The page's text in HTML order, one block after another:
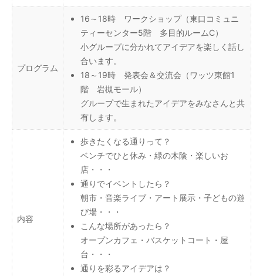
プログラム
16～18時 ワークショップ（東口コミュニ
ティーセンター5階 多目的ルームC）
小グループに分かれてアイデアを楽しく話し
合います。
18～19時 発表会＆交流会（ワッツ東館1
階 岩槻モール）
グループで生まれたアイデアをみなさんと共
有します。
内容
歩きたくなる通りって？
ベンチでひと休み・緑の木陰・楽しいお
店・・・
通りでイベントしたら？
朝市・音楽ライブ・アート展示・子どもの遊
び場・・・
こんな場所があったら？
オープンカフェ・バスケットコート・屋
台・・・
通りを彩るアイデアは？